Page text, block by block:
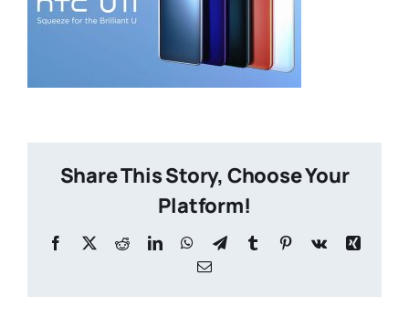
Share This Story, Choose Your
Platform!
Facebook
X RedditLinkedInWhatsApp
TelegramTumblr Pinterest
Vk
Xing
Email